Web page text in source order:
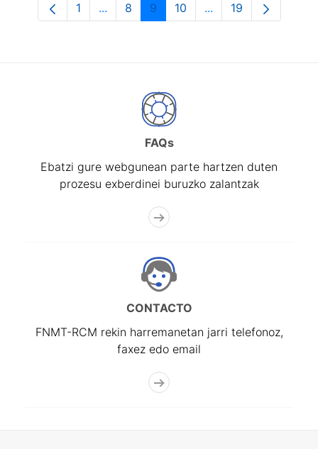
Orrialdea
1 ...Intermediate Pages Use TAB to
Orrialdea
8 Orrialdea
9 Orrialdea
10 ...Intermediate Pages
Orrialdea
19
FAQs
Ebatzi gure webgunean parte hartzen duten
prozesu exberdinei buruzko zalantzak
CONTACTO
FNMT-RCM rekin harremanetan jarri telefonoz,
faxez edo email